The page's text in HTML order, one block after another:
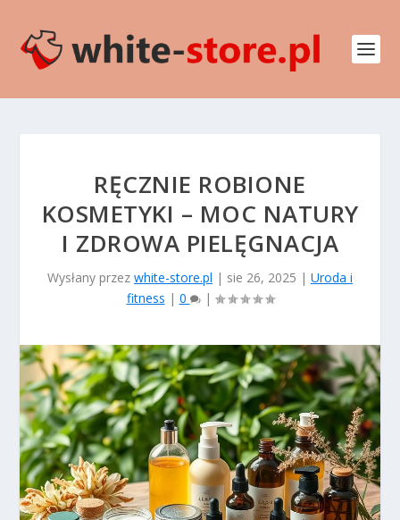
RĘCZNIE ROBIONE
KOSMETYKI – MOC NATURY
I ZDROWA PIELĘGNACJA
Wysłany przez white-store.pl | sie 26, 2025 | Uroda i
fitness | 0 |